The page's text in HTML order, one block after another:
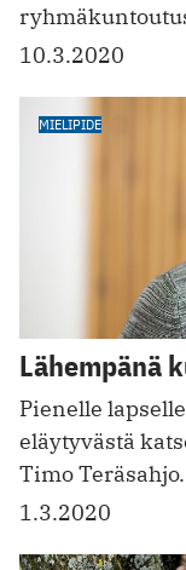
10.3.2020
MIELIPIDE
Lähempänä
Pienelle
eläytyvästä
Timo Teräsahjo.
1.3.2020